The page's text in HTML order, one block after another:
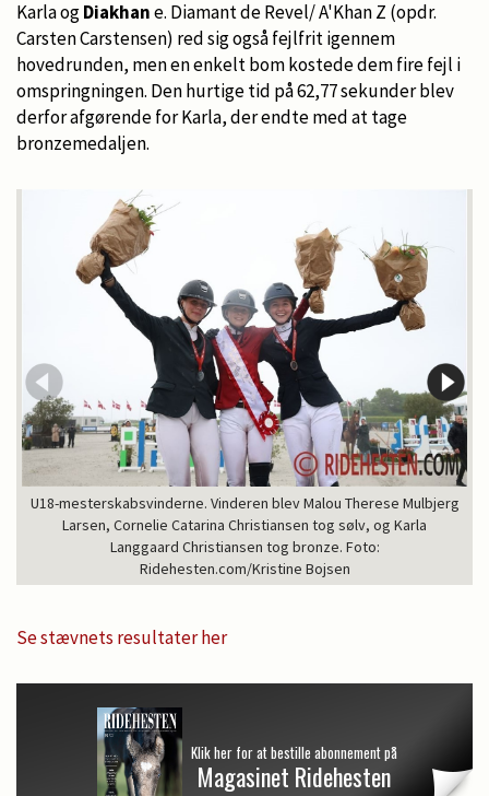
Karla ogDiakhane. Diamant de Revel/ A'Khan Z (opdr.
Carsten Carstensen) red sig også fejlfrit igennem
hovedrunden, men en enkelt bom kostede dem fire fejl i
omspringningen. Den hurtige tid på 62,77 sekunder blev
derfor afgørende for Karla, der endte med at tage
bronzemedaljen.
U18-mesterskabsvinderne. Vinderen blev Malou Therese Mulbjerg
Larsen, Cornelie Catarina Christiansen tog sølv, og Karla
Langgaard Christiansen tog bronze. Foto:
Ridehesten.com/Kristine Bojsen
Se stævnets resultater her
Klik her for at bestille abonnement på
Magasinet Ridehesten